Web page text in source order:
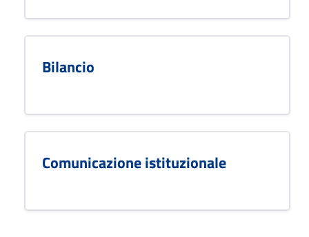
Bilancio
Comunicazione istituzionale